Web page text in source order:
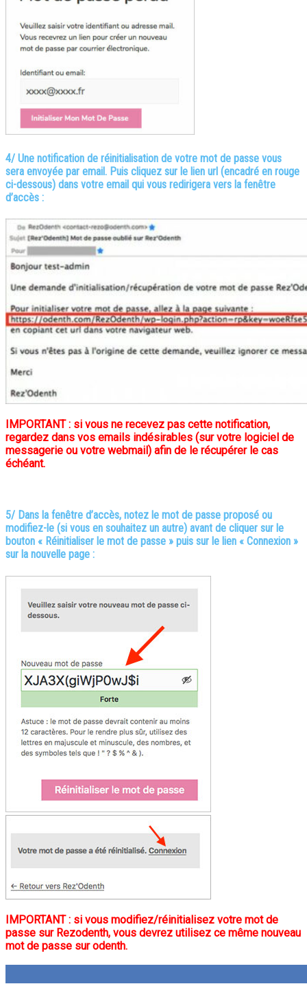
4/ Une notification de réinitialisation de votre mot de passe vous
sera envoyée par email. Puis cliquez sur le lien url (encadré en rouge
ci-dessous) dans votre email qui vous redirigera vers la fenêtre
d’accès :
IMPORTANT : si vous ne recevez pas cette notification,
regardez dans vos emails indésirables (sur votre logiciel de
messagerie ou votre webmail) afin de le récupérer le cas
échéant.
5/ Dans la fenêtre d’accès, notez le mot de passe proposé ou
modifiez-le (si vous en souhaitez un autre) avant de cliquer sur le
bouton « Réinitialiser le mot de passe » puis sur le lien « Connexion »
sur la nouvelle page :
IMPORTANT : si vous modifiez/réinitialisez votre mot de
passe sur Rezodenth, vous devrez utilisez ce même nouveau
mot de passe sur odenth.